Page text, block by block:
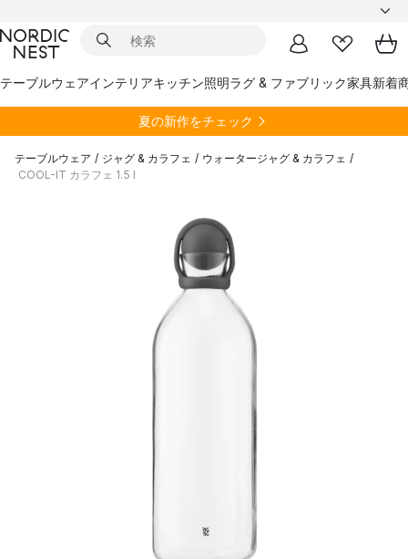
テーブルウェアインテリアキッチン照明ラグ & ファブリック家具新着
夏の新作をチェック
テーブルウェア / ジャグ & カラフェ / ウォータージャグ & カラフェ /
COOL-IT カラフェ 1.5 l